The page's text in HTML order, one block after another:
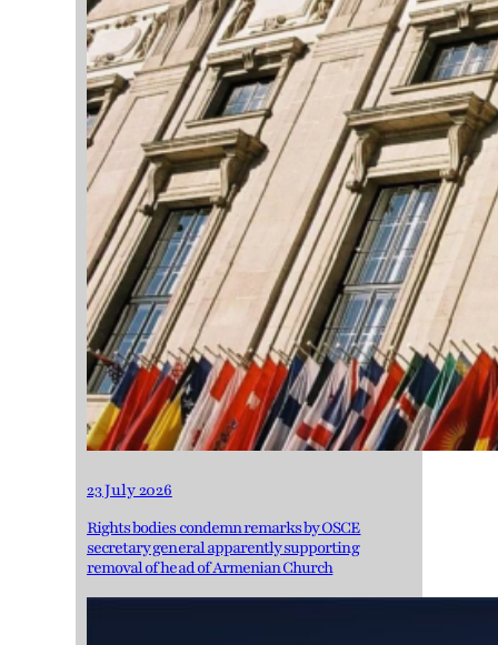
23 July 2026
Rights bodies condemn remarks by OSCE
secretary general apparently supporting
removal of head of Armenian Church